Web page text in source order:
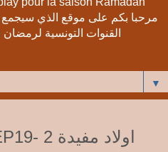
▼
Awled Moufida 2 -EP19- 2 اولاد مفيدة